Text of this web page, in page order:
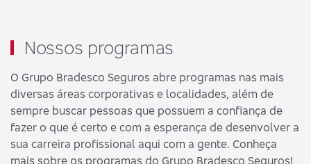
Nossos programas
O Grupo Bradesco Seguros abre programas nas mais
diversas áreas corporativas e localidades, além de
sempre buscar pessoas que possuem a confiança de
fazer o que é certo e com a esperança de desenvolver a
sua carreira profissional aqui com a gente. Conheça
mais sobre os programas do Grupo Bradesco Seguros!